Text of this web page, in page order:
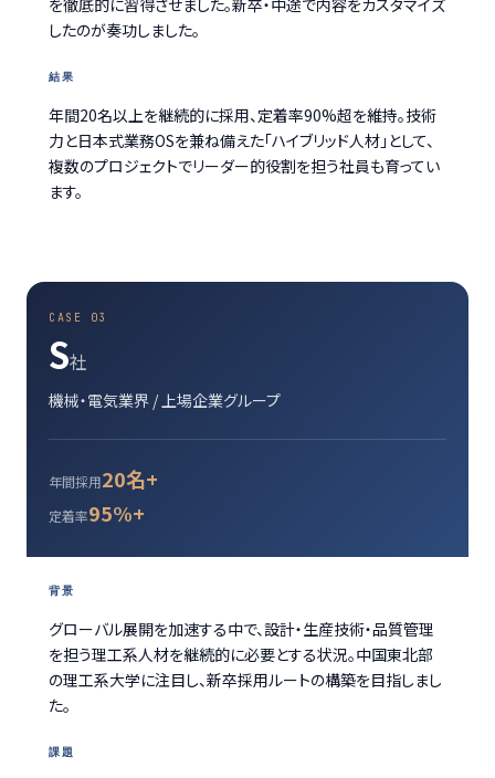
を徹底的に習得させました。新卒・中途で内容をカスタマイズ
したのが奏功しました。
結果
年間20名以上を継続的に採用、定着率90%超を維持。技術
力と日本式業務OSを兼ね備えた「ハイブリッド人材」として、
複数のプロジェクトでリーダー的役割を担う社員も育ってい
ます。
CASE 03
S社
機械・電気業界 / 上場企業グループ
年間採用20名+
定着率95%+
背景
グローバル展開を加速する中で、設計・生産技術・品質管理
を担う理工系人材を継続的に必要とする状況。中国東北部
の理工系大学に注目し、新卒採用ルートの構築を目指しまし
た。
課題